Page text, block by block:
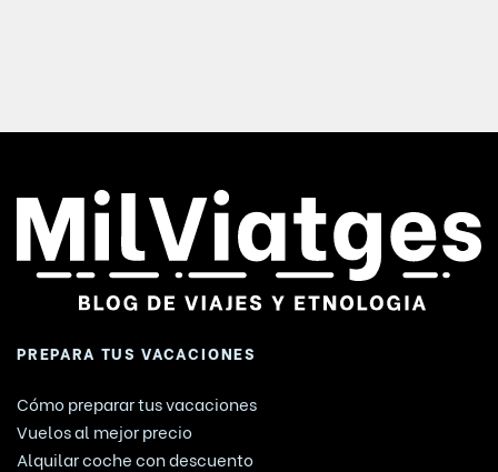
PREPARA TUS VACACIONES
Cómo preparar tus vacaciones
Vuelos al mejor precio
Alquilar coche con descuento